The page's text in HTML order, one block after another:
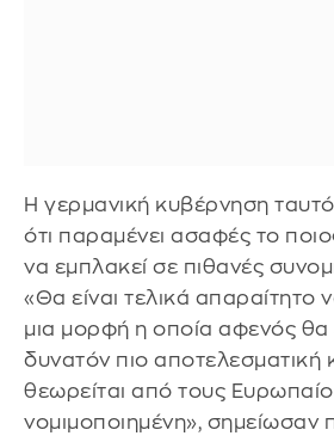
Η γερμανική κυβέρνηση
ότι παραμένει ασαφές το
να εμπλακεί σε πιθανές
«Θα είναι τελικά απαραίτητο
μια μορφή η οποία αφενός θα
δυνατόν πιο αποτελεσματική
θεωρείται από τους
νομιμοποιημένη», σημείωσαν